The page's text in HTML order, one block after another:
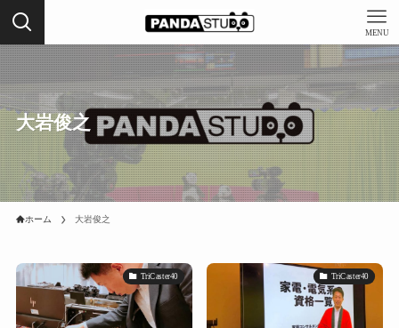
MENU
大岩俊之
ホーム 大岩俊之
TriCaster40 TriCaster40